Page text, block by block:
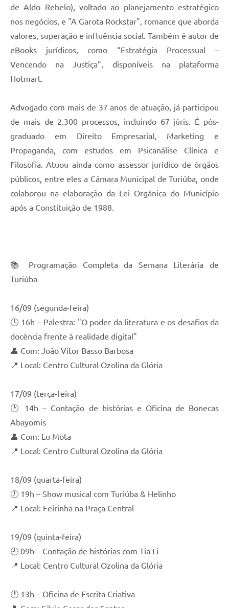
de Aldo Rebelo), voltado ao planejamento estratégico
nos negócios, e "A Garota Rockstar", romance que aborda
valores, superação e influência social. Também é autor de
eBooks jurídicos, como “Estratégia Processual –
Vencendo na Justiça”, disponíveis na plataforma
Hotmart.
Advogado com mais de 37 anos de atuação, já participou
de mais de 2.300 processos, incluindo 67 júris. É pós-
graduado em Direito Empresarial, Marketing e
Propaganda, com estudos em Psicanálise Clínica e
Filosofia. Atuou ainda como assessor jurídico de órgãos
públicos, entre eles a Câmara Municipal de Turiúba, onde
colaborou na elaboração da Lei Orgânica do Município
após a Constituição de 1988.
📚 Programação Completa da Semana Literária de
Turiúba
16/09 (segunda-feira)
🕓 16h – Palestra: "O poder da literatura e os desafios da
docência frente à realidade digital"
👤 Com: João Vitor Basso Barbosa
📍 Local: Centro Cultural Ozolina da Glória
17/09 (terça-feira)
🕑 14h – Contação de histórias e Oficina de Bonecas
Abayomis
👤 Com: Lu Mota
📍 Local: Centro Cultural Ozolina da Glória
18/09 (quarta-feira)
🕖 19h – Show musical com Turiúba & Helinho
📍 Local: Feirinha na Praça Central
19/09 (quinta-feira)
🕘 09h – Contação de histórias com Tia Li
📍 Local: Centro Cultural Ozolina da Glória
🕐 13h – Oficina de Escrita Criativa